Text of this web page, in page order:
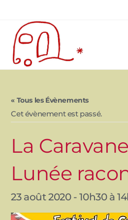
« Tous les Évènements
Cet évènement est passé.
La
Lunée
23 août 2020 - 10h30à